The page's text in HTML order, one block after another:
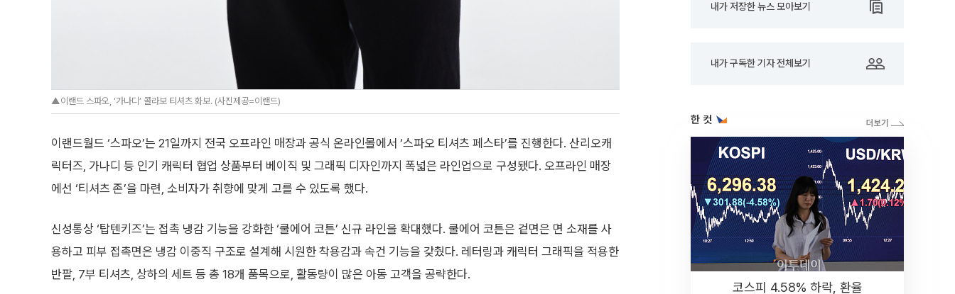
▲이랜드 스파오, ‘가나디’ 콜라보 티셔츠 화보. (사진제공=이랜드)
이랜드월드 ‘스파오’는 21일까지 전국 오프라인 매장과 공식 온라인몰에서 ‘스파오 티셔츠 페스타’를 진행한다. 산리오캐
릭터즈, 가나디 등 인기 캐릭터 협업 상품부터 베이직 및 그래픽 디자인까지 폭넓은 라인업으로 구성됐다. 오프라인 매장
에선 ‘티셔츠 존’을 마련, 소비자가 취향에 맞게 고를 수 있도록 했다.
신성통상 ‘탑텐키즈’는 접촉 냉감 기능을 강화한 ‘쿨에어 코튼’ 신규 라인을 확대했다. 쿨에어 코튼은 겉면은 면 소재를 사
용하고 피부 접촉면은 냉감 이중직 구조로 설계해 시원한 착용감과 속건 기능을 갖췄다. 레터링과 캐릭터 그래픽을 적용한
반팔, 7부 티셔츠, 상하의 세트 등 총 18개 품목으로, 활동량이 많은 아동 고객을 공략한다.
내가 저장한 뉴스 모아보기
내가 구독한 기자 전체보기
한 컷
코스피 4.58% 하락, 환율